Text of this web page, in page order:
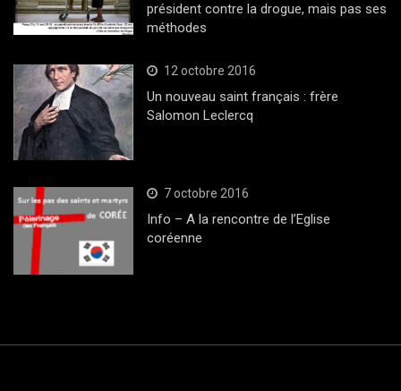
président contre la drogue, mais pas ses
méthodes
12 octobre 2016
Un nouveau saint français : frère
Salomon Leclercq
7 octobre 2016
Info – A la rencontre de l’Eglise
coréenne